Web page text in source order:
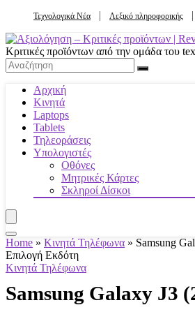
Τεχνολογικά Νέα Λεξικό πληροφορικής
Κριτικές προϊόντων από την ομάδα του
Αρχική
Κινητά
Laptops
Tablets
Τηλεοράσεις
Υπολογιστές
Οθόνες
Μητρικές Κάρτες
Σκληροί Δίσκοι
Home » Κινητά Τηλέφωνα » Samsung
Επιλογή Εκδότη
Κινητά Τηλέφωνα
Samsung Galaxy J3